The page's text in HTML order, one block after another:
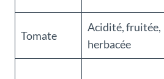
Tomate
Acidité, fruitée,
herbacée